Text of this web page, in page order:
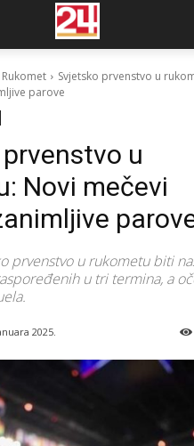
Rukomet
Svjetsko prvenstvo u
parove
u
Novi mečevi
prvenstvo u rukometu biti
u tri termina, a
2025.